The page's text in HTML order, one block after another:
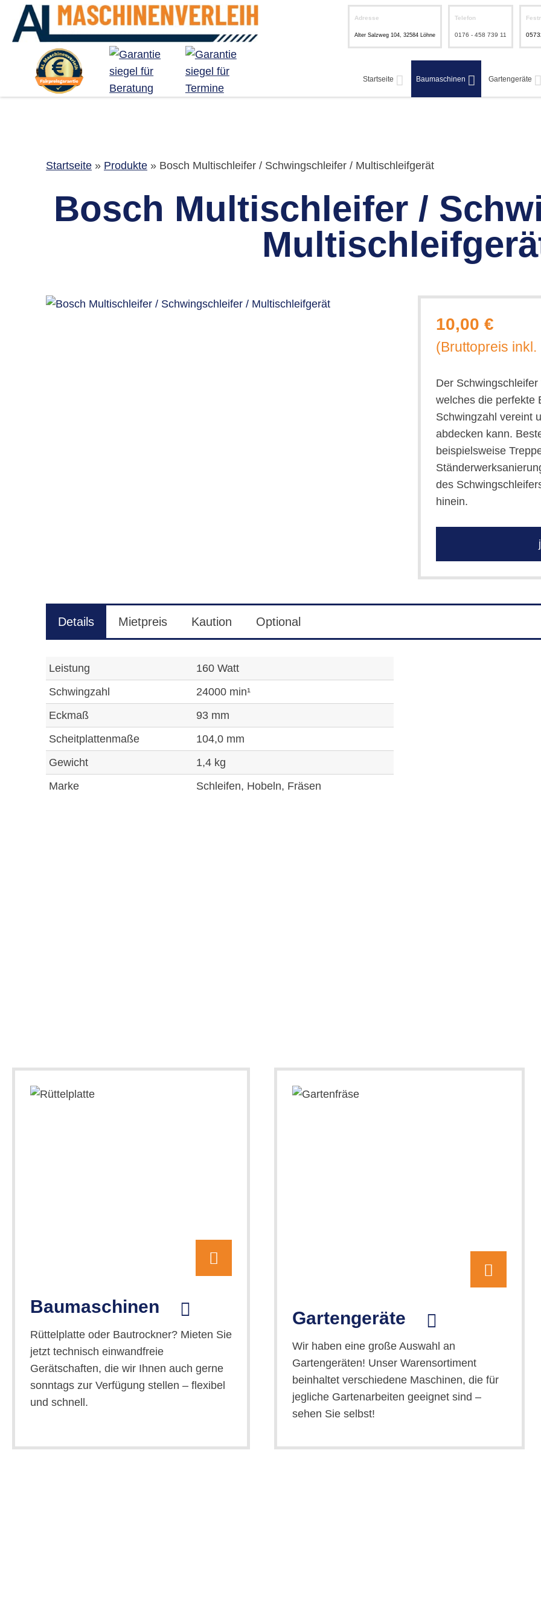
Adresse
Alter Salzweg 104, 32584 Löhne
Telefon
0176 - 458 739 11
Startseite Baumaschinen Gartengeräte
Startseite» Produkte» Bosch Multischleifer / Schwingschleifer / Multischleifgerät
Bosch Multischleifer /
10,00 €
(Bruttopreis inkl.
Der
welches die perfekte
Schwingzahl vereint
abdecken kann.
beispielsweise
des
hinein.
Details Mietpreis Kaution Optional
Leistung
160 Watt
Schwingzahl
24000 min¹
Eckmaß
93 mm
Scheitplattenmaße
104,0 mm
Gewicht
1,4 kg
Marke
Schleifen, Hobeln, Fräsen
Baumaschinen
Rüttelplatte oder Bautrockner? Mieten Sie
jetzt technisch einwandfreie
Gerätschaften, die wir Ihnen auch gerne
sonntags zur Verfügung stellen – flexibel
und schnell.
Gartengeräte
Wir haben eine große Auswahl an
Gartengeräten! Unser Warensortiment
beinhaltet verschiedene Maschinen, die für
jegliche Gartenarbeiten geeignet sind –
sehen Sie selbst!